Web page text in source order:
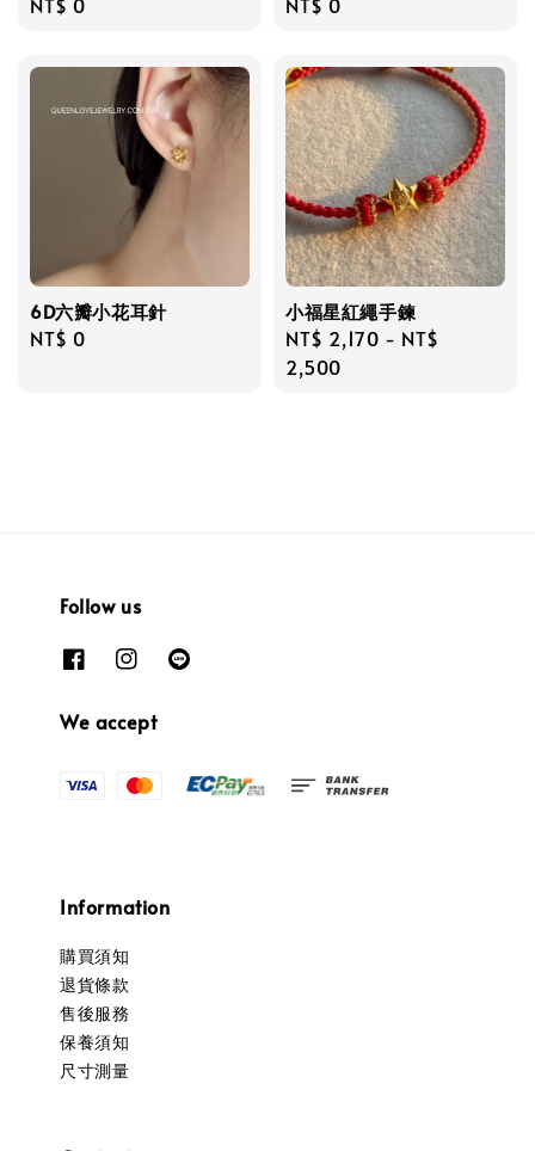
6D六瓣小花耳針
Regular
NT$ 0
小福星紅繩手鍊
Regular
price
NT$ 2,170 - NT$
2,500
Follow us
We accept
Information
購買須知
退貨條款
售後服務
保養須知
尺寸測量